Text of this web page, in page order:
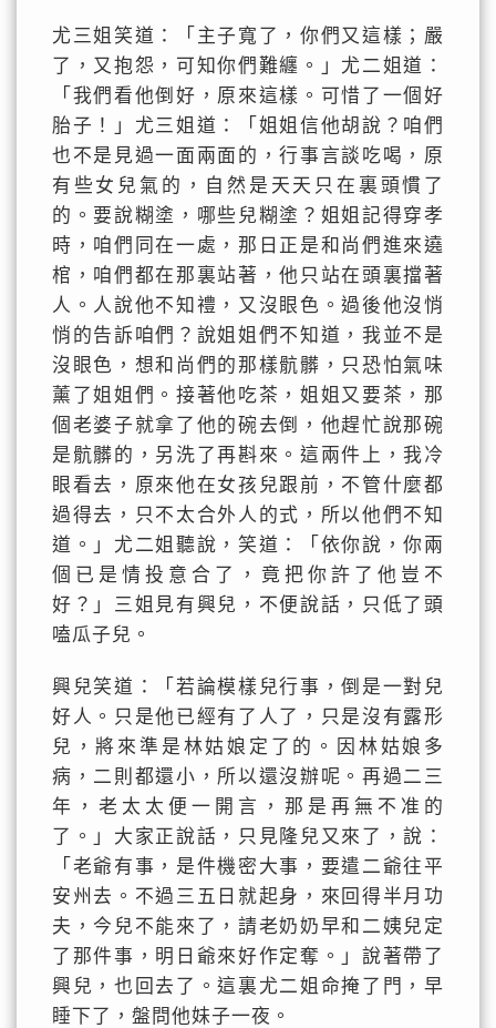
尤三姐笑道：「主子寬了，你們又這樣；嚴
了，又抱怨，可知你們難纏。」尤二姐道：
「我們看他倒好，原來這樣。可惜了一個好
胎子！」尤三姐道：「姐姐信他胡說？咱們
也不是見過一面兩面的，行事言談吃喝，原
有些女兒氣的，自然是天天只在裏頭慣了
的。要說糊塗，哪些兒糊塗？姐姐記得穿孝
時，咱們同在一處，那日正是和尚們進來遶
棺，咱們都在那裏站著，他只站在頭裏擋著
人。人說他不知禮，又沒眼色。過後他沒悄
悄的告訴咱們？說姐姐們不知道，我並不是
沒眼色，想和尚們的那樣骯髒，只恐怕氣味
薰了姐姐們。接著他吃茶，姐姐又要茶，那
個老婆子就拿了他的碗去倒，他趕忙說那碗
是骯髒的，另洗了再斟來。這兩件上，我冷
眼看去，原來他在女孩兒跟前，不管什麼都
過得去，只不太合外人的式，所以他們不知
道。」尤二姐聽說，笑道：「依你說，你兩
個已是情投意合了，竟把你許了他豈不
好？」三姐見有興兒，不便說話，只低了頭
嗑瓜子兒。
興兒笑道：「若論模樣兒行事，倒是一對兒
好人。只是他已經有了人了，只是沒有露形
兒，將來準是林姑娘定了的。因林姑娘多
病，二則都還小，所以還沒辦呢。再過二三
年，老太太便一開言，那是再無不准的
了。」大家正說話，只見隆兒又來了，說：
「老爺有事，是件機密大事，要遣二爺往平
安州去。不過三五日就起身，來回得半月功
夫，今兒不能來了，請老奶奶早和二姨兒定
了那件事，明日爺來好作定奪。」說著帶了
興兒，也回去了。這裏尤二姐命掩了門，早
睡下了，盤問他妹子一夜。